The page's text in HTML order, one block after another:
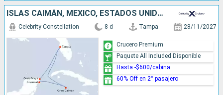
ISLAS CAIMÁN, MÉXICO, ESTADOS UNIDOS
Celebrity Constellation 8 d Tampa 28/11/2027
Crucero Premium
Paquete All Included Disponible
Hasta -$600/cabina
60% Off en 2° pasajero